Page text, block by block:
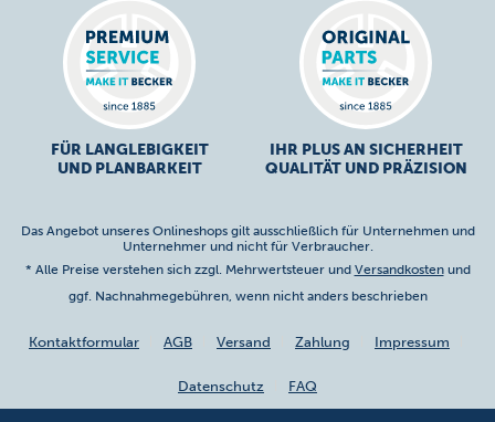
FÜR LANGLEBIGKEIT
UND PLANBARKEIT
IHR PLUS AN SICHERHEIT
QUALITÄT UND PRÄZISION
Das Angebot unseres Onlineshops gilt ausschließlich für Unternehmen und
Unternehmer und nicht für Verbraucher.
* Alle Preise verstehen sich zzgl. Mehrwertsteuer und Versandkostenund
ggf. Nachnahmegebühren, wenn nicht anders beschrieben
Kontaktformular AGB Versand Zahlung Impressum
Datenschutz FAQ